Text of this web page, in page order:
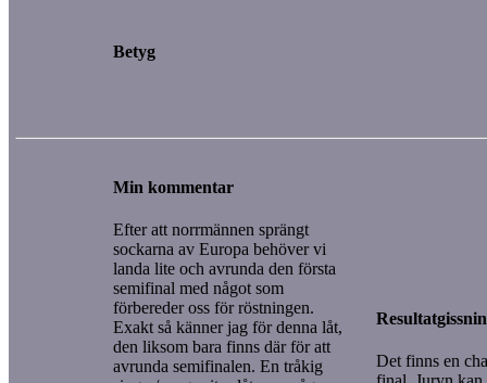
Betyg
Min kommentar
Efter att norrmännen sprängt
sockarna av Europa behöver vi
landa lite och avrunda den första
semifinal med något som
förbereder oss för röstningen.
Exakt så känner jag för denna låt,
den liksom bara finns där för att
avrunda semifinalen. En tråkig
Det finns en